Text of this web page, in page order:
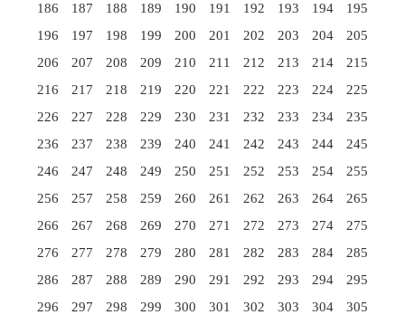
186
187 188 189 190 191 192 193 194
195
196
197 198 199 200 201 202 203 204
205
206
207 208 209 210 211 212 213 214
215
216
217 218 219 220 221 222 223 224
225
226
227 228 229 230 231 232 233 234
235
236
237 238 239 240 241 242 243 244
245
246
247 248 249 250 251 252 253 254
255
256
257 258 259 260 261 262 263 264
265
266
267 268 269 270 271 272 273 274
275
276
277 278 279 280 281 282 283 284
285
286
287 288 289 290 291 292 293 294
295
296
297 298 299 300 301 302 303 304
305